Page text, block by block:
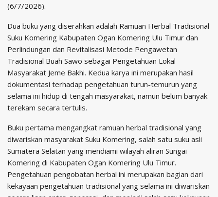
(6/7/2026).
Dua buku yang diserahkan adalah Ramuan Herbal Tradisional
Suku Komering Kabupaten Ogan Komering Ulu Timur dan
Perlindungan dan Revitalisasi Metode Pengawetan
Tradisional Buah Sawo sebagai Pengetahuan Lokal
Masyarakat Jeme Bakhi. Kedua karya ini merupakan hasil
dokumentasi terhadap pengetahuan turun-temurun yang
selama ini hidup di tengah masyarakat, namun belum banyak
terekam secara tertulis.
Buku pertama mengangkat ramuan herbal tradisional yang
diwariskan masyarakat Suku Komering, salah satu suku asli
Sumatera Selatan yang mendiami wilayah aliran Sungai
Komering di Kabupaten Ogan Komering Ulu Timur.
Pengetahuan pengobatan herbal ini merupakan bagian dari
kekayaan pengetahuan tradisional yang selama ini diwariskan